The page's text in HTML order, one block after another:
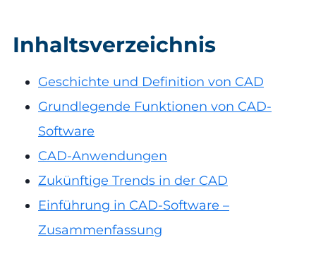
Inhaltsverzeichnis
Geschichte und Definition von CAD
Grundlegende Funktionen von CAD-
Software
CAD-Anwendungen
Zukünftige Trends in der CAD
Einführung in CAD-Software –
Zusammenfassung